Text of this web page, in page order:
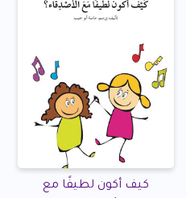
كيف أكون لطيفًا مع